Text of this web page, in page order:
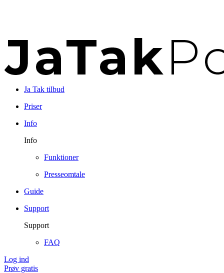
Ja Tak tilbud
Priser
Info
Info
Funktioner
Presseomtale
Guide
Support
Support
FAQ
Log ind
Prøv gratis